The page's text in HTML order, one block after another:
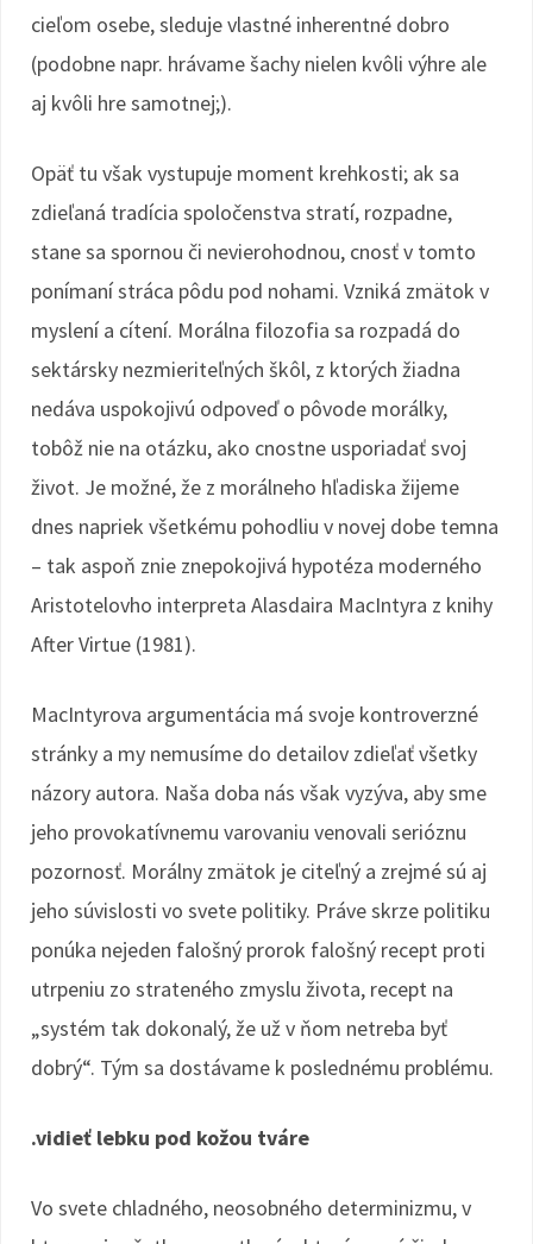
cieľom osebe, sleduje vlastné inherentné dobro
(podobne napr. hrávame šachy nielen kvôli výhre ale
aj kvôli hre samotnej;).
Opäť tu však vystupuje moment krehkosti; ak sa
zdieľaná tradícia spoločenstva stratí, rozpadne,
stane sa spornou či nevierohodnou, cnosť v tomto
ponímaní stráca pôdu pod nohami. Vzniká zmätok v
myslení a cítení. Morálna filozofia sa rozpadá do
sektársky nezmieriteľných škôl, z ktorých žiadna
nedáva uspokojivú odpoveď o pôvode morálky,
tobôž nie na otázku, ako cnostne usporiadať svoj
život. Je možné, že z morálneho hľadiska žijeme
dnes napriek všetkému pohodliu v novej dobe temna
– tak aspoň znie znepokojivá hypotéza moderného
Aristotelovho interpreta Alasdaira MacIntyra z knihy
After Virtue (1981).
MacIntyrova argumentácia má svoje kontroverzné
stránky a my nemusíme do detailov zdieľať všetky
názory autora. Naša doba nás však vyzýva, aby sme
jeho provokatívnemu varovaniu venovali serióznu
pozornosť. Morálny zmätok je citeľný a zrejmé sú aj
jeho súvislosti vo svete politiky. Práve skrze politiku
ponúka nejeden falošný prorok falošný recept proti
utrpeniu zo strateného zmyslu života, recept na
„systém tak dokonalý, že už v ňom netreba byť
dobrý“. Tým sa dostávame k poslednému problému.
.vidieť lebku pod kožou tváre
Vo svete chladného, neosobného determinizmu, v